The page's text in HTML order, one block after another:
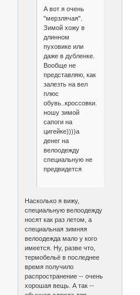
А вот я очень
"мерзлячая".
Зимой хожу в
длинном
пуховике или
даже в дубленке.
Вообще не
представляю, как
залезть на вел
плюс
ношу зимой
сапоги на
цигейке))))а
денег на
велоодежду
специальную не
предвидется
Насколько я вижу,
специальную велоодежду
носят как раз летом, а
специальная зимняя
велоодежда мало у кого
имеется. Ну, разве что,
термобельё в последнее
время получило
распространение -- очень
хорошая вещь. А так --